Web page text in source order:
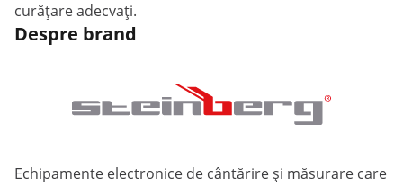
curățare adecvați.
Despre brand
Echipamente electronice de cântărire și măsurare care